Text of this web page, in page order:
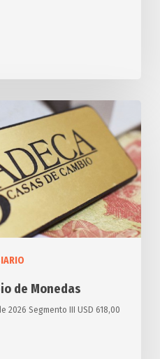
de Monedas
2026 Segmento III USD 618,00